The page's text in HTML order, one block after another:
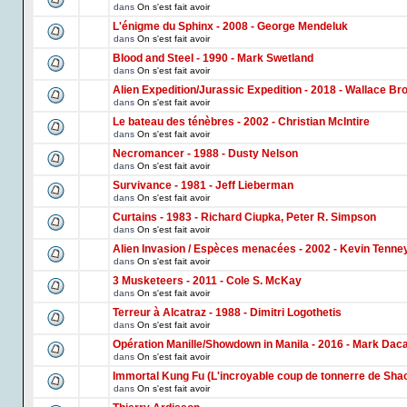
dans On s'est fait avoir
L'énigme du Sphinx - 2008 - George Mendeluk
dans On s'est fait avoir
Blood and Steel - 1990 - Mark Swetland
dans On s'est fait avoir
Alien Expedition/Jurassic Expedition - 2018 - Wallace
dans On s'est fait avoir
Le bateau des ténèbres - 2002 - Christian McIntire
dans On s'est fait avoir
Necromancer - 1988 - Dusty Nelson
dans On s'est fait avoir
Survivance - 1981 - Jeff Lieberman
dans On s'est fait avoir
Curtains - 1983 - Richard Ciupka, Peter R. Simpson
dans On s'est fait avoir
Alien Invasion / Espèces menacées - 2002 - Kevin
dans On s'est fait avoir
3 Musketeers - 2011 - Cole S. McKay
dans On s'est fait avoir
Terreur à Alcatraz - 1988 - Dimitri Logothetis
dans On s'est fait avoir
Opération Manille/Showdown in Manila - 2016 - Mark
dans On s'est fait avoir
Immortal Kung Fu (L'incroyable coup de tonnerre de
dans On s'est fait avoir